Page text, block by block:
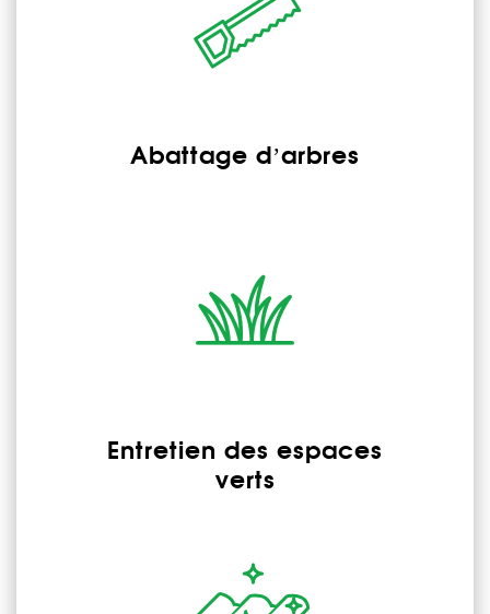
Abattage d’arbres
Entretien des espaces
verts